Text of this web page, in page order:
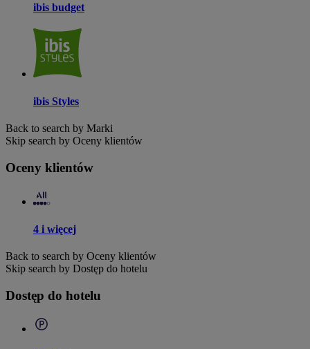
ibis budget
ibis Styles
Back to search by Marki
Skip search by Oceny klientów
Oceny klientów
4 i więcej
Back to search by Oceny klientów
Skip search by Dostęp do hotelu
Dostęp do hotelu